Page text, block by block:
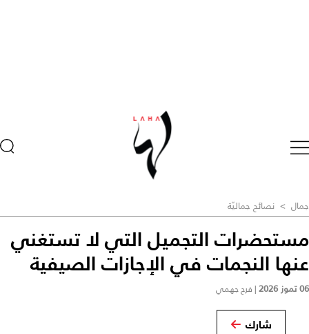
جمال > نصائح جماليّة
مستحضرات التجميل التي لا تستغني
عنها النجمات في الإجازات الصيفية
06 تموز 2026 | فرح جهمي
شارك